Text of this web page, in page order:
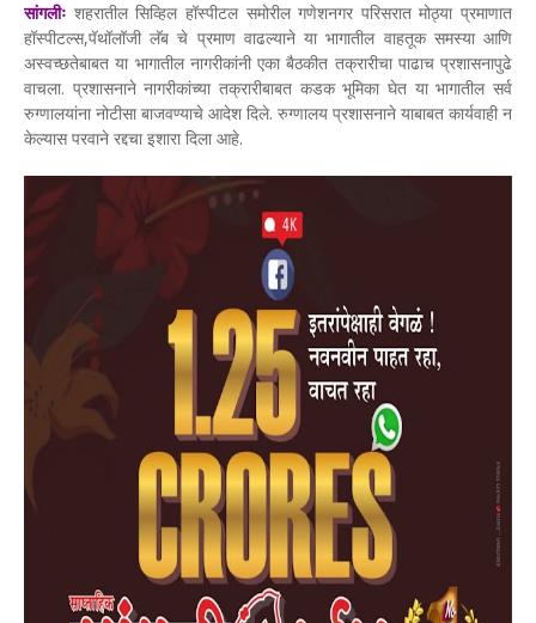
सांगलीः शहरातील सिव्हिल हॉस्पीटल समोरील गणेशनगर परिसरात मोठ्या प्रमाणात
हॉस्पीटल्स,पॅथॉलॉजी लॅब चे प्रमाण वाढल्याने या भागातील वाहतूक समस्या आणि
अस्वच्छतेबाबत या भागातील नागरीकांनी एका बैठकीत तक्रारीचा पाढाच प्रशासनापुढे
वाचला. प्रशासनाने नागरीकांच्या तक्रारीबाबत कडक भूमिका घेत या भागातील सर्व
रुग्णालयांना नोटीसा बाजवण्याचे आदेश दिले. रुग्णालय प्रशासनाने याबाबत कार्यवाही न
केल्यास परवाने रद्दचा इशारा दिला आहे.